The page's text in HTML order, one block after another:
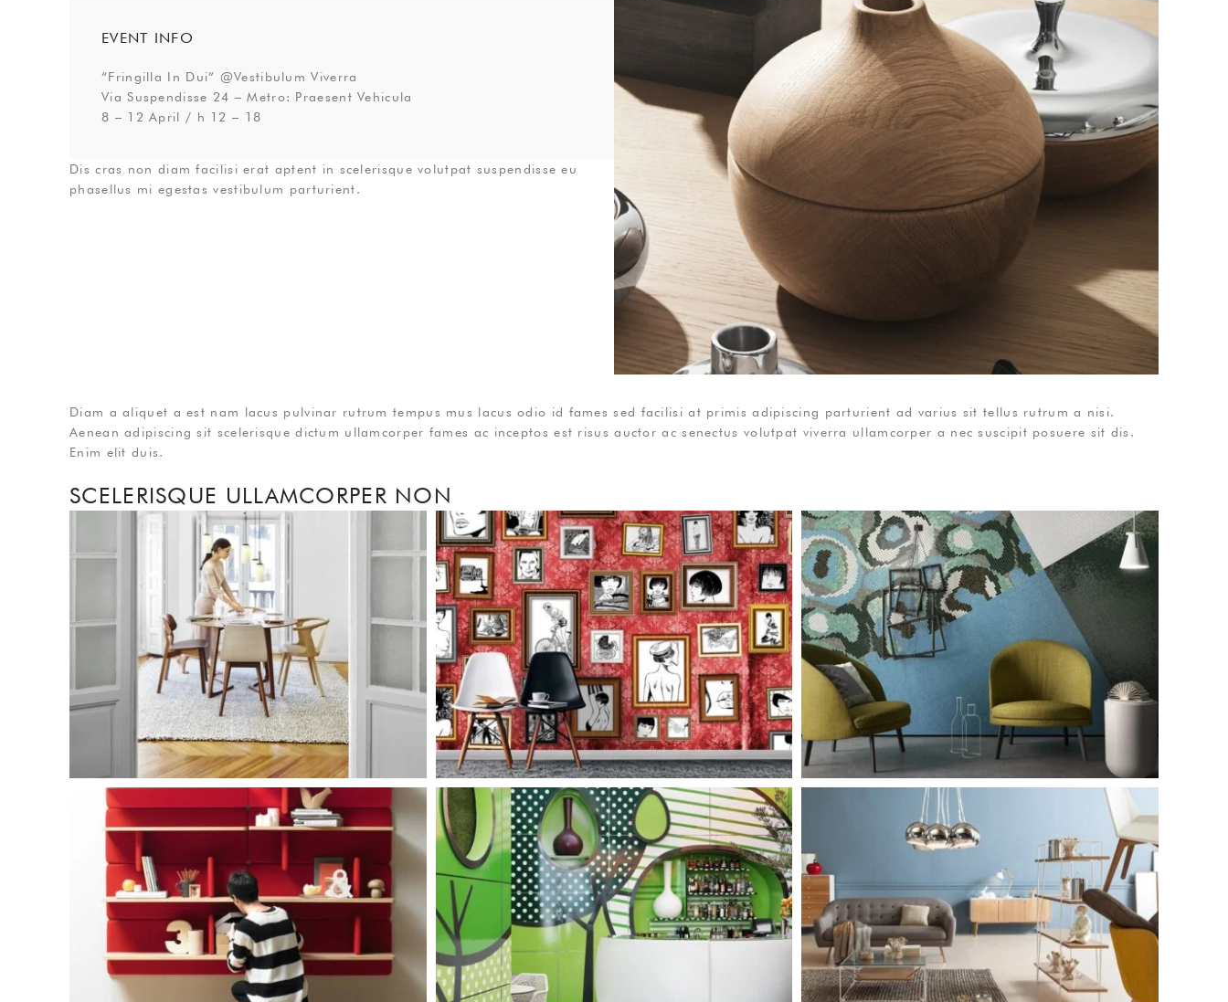
EVENT INFO
“Fringilla In Dui” @Vestibulum Viverra
Via Suspendisse 24 – Metro: Praesent Vehicula
8 – 12 April / h 12 – 18
Dis cras non diam facilisi erat aptent in scelerisque volutpat suspendisse eu
phasellus mi egestas vestibulum parturient.
Diam a aliquet a est nam lacus pulvinar rutrum tempus mus lacus odio id fames sed facilisi at primis adipiscing parturient ad varius sit tellus rutrum a nisi.
Aenean adipiscing sit scelerisque dictum ullamcorper fames ac inceptos est risus auctor ac senectus volutpat viverra ullamcorper a nec suscipit posuere sit dis.
Enim elit duis.
SCELERISQUE ULLAMCORPER NON